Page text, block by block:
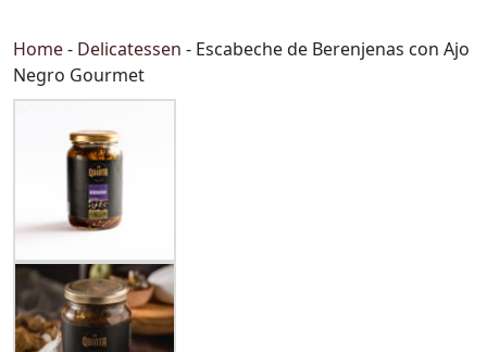
Home- Delicatessen - Escabeche de Berenjenas con Ajo
Negro Gourmet